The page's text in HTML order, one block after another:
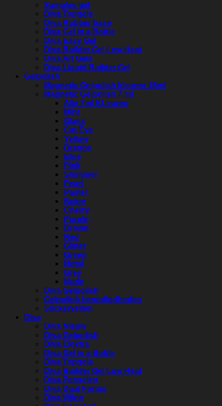
Samples gel
Diva Topgels
Diva Rubber base
Diva Gel in a Bottle
Diva Easy Gel
Diva Builder Gel Low Heat
Diva Art Gels
Diva Liquid Builder Gel
Gelpolish
Magnetic Gelpolish kleuren 15ml
Magnetic Gelpolish 7 ml
Alle 7ml KLeuren
Mint
Glass
Cat Eye
Yellow
Orange
Blue
Pink
Shimmer
Pearl
Pastel
Beige
Cherry
Purple
Brown
Red
Glitter
Green
Metal
Grey
Nude
Diva Gelpolish
Gelpolish benodigdheden
Stickervellen
Diva
Diva Nieuw
Diva Gelpolish
Diva Elektra
Diva Gel in a Bottle
Diva Topgels
Diva Builder Gel Low Heat
Diva Penselen
Diva Dual Forms
Diva Vijlen